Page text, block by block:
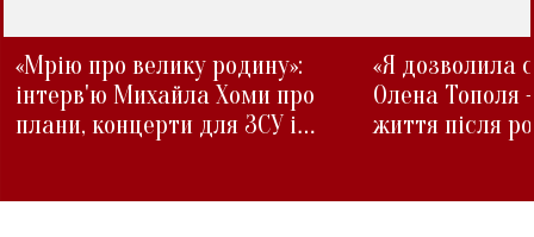
«Мрію про велику родину»:
інтерв'ю Михайла Хоми про
плани, концерти для ЗСУ і
«Я дозволила
Олена Тополя
життя після